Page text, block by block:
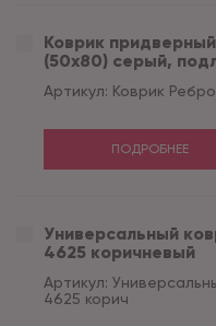
Коврик
(50х80) серый,
Артикул: Коврик
ПОДРОБНЕЕ
Универсальный
4625 коричневый
Артикул:
4625 корич